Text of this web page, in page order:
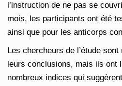
l’instruction de ne pas se
mois, les participants ont été
ainsi que pour les anticorps
Les chercheurs de l’étude
leurs conclusions, mais ils ont
nombreux indices qui